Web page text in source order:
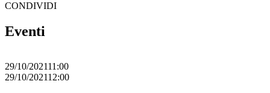
CONDIVIDI
Eventi
29/10/202111:00
29/10/202112:00